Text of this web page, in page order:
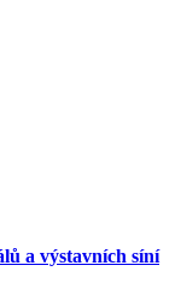
a výstavních síní